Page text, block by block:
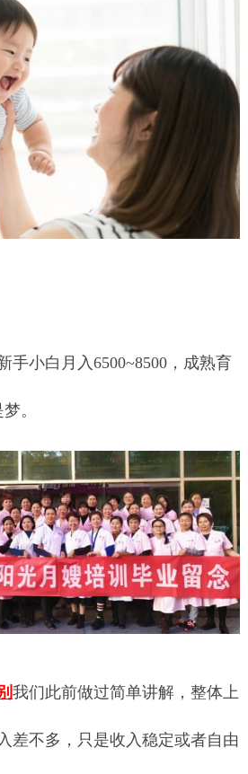
手小白月入6500~8500，成熟育
。
我们此前做过简单讲解，整体上
差不多，只是收入稳定或者自由